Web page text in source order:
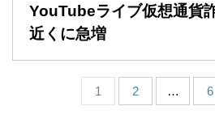
YouTubeライブ仮想通貨
近くに急増
1 2 … 6